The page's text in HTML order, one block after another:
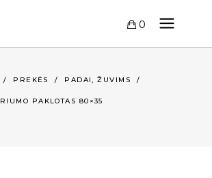
0
/ PREKĖS / PADAI,ŽUVIMS /
PAKLOTAS 80×35